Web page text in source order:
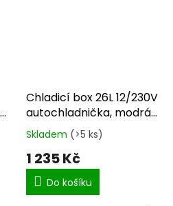
Chladicí box 26L 12/230V
autochladnička, modrá
CFAQ26LA
Průměrné
hodnocení
produktu
5,0
Skladem (>5 ks)
1 235 Kč
Do košíku